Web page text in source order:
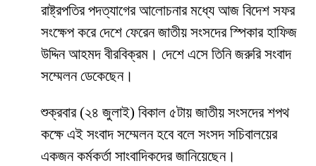
রাষ্ট্রপতির পদত্যাগের আলোচনার মধ্যে আজ বিদেশ সফর
সংক্ষেপ করে দেশে ফেরেন জাতীয় সংসদের স্পিকার হাফিজ
উদ্দিন আহমদ বীরবিক্রম। দেশে এসে তিনি জরুরি সংবাদ
সম্মেলন ডেকেছেন।
শুক্রবার (২৪ জুলাই) বিকাল ৫টায় জাতীয় সংসদের শপথ
কক্ষে এই সংবাদ সম্মেলন হবে বলে সংসদ সচিবালয়ের
একজন কর্মকর্তা সাংবাদিকদের জানিয়েছেন।